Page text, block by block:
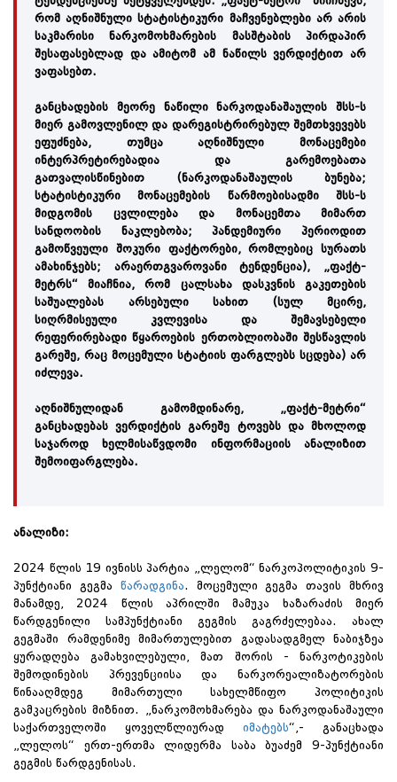
რომ აღნიშნული სტატისტიკური მაჩვენებლები არ არის
საკმარისი ნარკომოხმარების მასშტაბის პირდაპირ
შესაფასებლად და ამიტომ ამ ნაწილს ვერდიქტით არ
ვაფასებთ.
განცხადების მეორე ნაწილი ნარკოდანაშაულის შსს-ს
მიერ გამოვლენილ და დარეგისტრირებულ შემთხვევებს
ეფუძნება, თუმცა აღნიშნული მონაცემები
ინტერპრეტირებადია და გარემოებათა
გათვალისწინებით (ნარკოდანაშაულის ბუნება;
სტატისტიკური მონაცემების წარმოებისადმი შსს-ს
მიდგომის ცვლილება და მონაცემთა მიმართ
სანდოობის ნაკლებობა; პანდემიური პერიოდით
გამოწვეული შოკური ფაქტორები, რომლებიც სურათს
ამახინჯებს; არაერთგვაროვანი ტენდენცია), „ფაქტ-
მეტრს“ მიაჩნია, რომ ცალსახა დასკვნის გაკეთების
საშუალებას არსებული სახით (სულ მცირე,
სიღრმისეული კვლევისა და შემავსებელი
რეფერირებადი წყაროების ერთობლიობაში შესწავლის
გარეშე, რაც მოცემული სტატიის ფარგლებს სცდება) არ
იძლევა.
აღნიშნულიდან გამომდინარე, „ფაქტ-მეტრი“
განცხადებას ვერდიქტის გარეშე ტოვებს და მხოლოდ
საჯაროდ ხელმისაწვდომი ინფორმაციის ანალიზით
შემოიფარგლება.
ანალიზი:
2024 წლის 19 ივნისს პარტია „ლელომ“ ნარკოპოლიტიკის 9-
პუნქტიანი გეგმა წარადგინა. მოცემული გეგმა თავის მხრივ
მანამდე, 2024 წლის აპრილში მამუკა ხაზარაძის მიერ
წარდგენილი სამპუნქტიანი გეგმის გაგრძელებაა. ახალ
გეგმაში რამდენიმე მიმართულებით გადასადგმელ ნაბიჯზეა
ყურადღება გამახვილებული, მათ შორის - ნარკოტიკების
შემოდინების პრევენციისა და ნარკორეალიზატორების
წინააღმდეგ მიმართული სახელმწიფო პოლიტიკის
გამკაცრების მიზნით. „ნარკომოხმარება და ნარკოდანაშაული
საქართველოში ყოველწლიურად იმატებს“,- განაცხადა
„ლელოს“ ერთ-ერთმა ლიდერმა საბა ბუაძემ 9-პუნქტიანი
გეგმის წარდგენისას.